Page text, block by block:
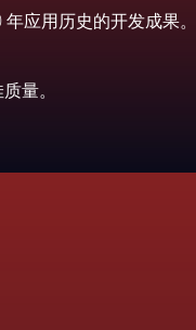
应用历史的开发成果。
量。